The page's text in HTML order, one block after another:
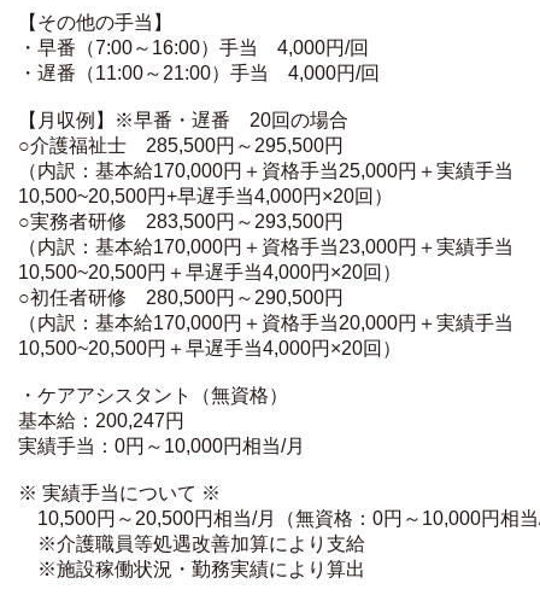
【その他の手当】
・早番（7:00～16:00）手当 4,000円/回
・遅番（11:00～21:00）手当 4,000円/回
【月収例】※早番・遅番 20回の場合
○介護福祉士 285,500円～295,500円
（内訳：基本給170,000円＋資格手当25,000円＋実績手当
10,500~20,500円+早遅手当4,000円×20回）
○実務者研修 283,500円～293,500円
（内訳：基本給170,000円＋資格手当23,000円＋実績手当
10,500~20,500円＋早遅手当4,000円×20回）
○初任者研修 280,500円～290,500円
（内訳：基本給170,000円＋資格手当20,000円＋実績手当
10,500~20,500円＋早遅手当4,000円×20回）
・ケアアシスタント（無資格）
基本給：200,247円
実績手当：0円～10,000円相当/月
※ 実績手当について ※
10,500円～20,500円相当/月（無資格：0円～10,000円相
※介護職員等処遇改善加算により支給
※施設稼働状況・勤務実績により算出